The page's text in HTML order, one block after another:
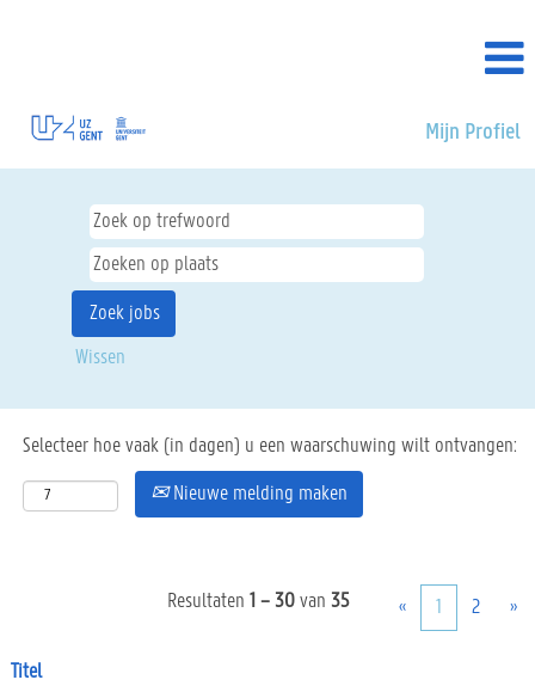
Mijn Profiel
vacatures
Wissen
Selecteer hoe vaak (in dagen) u een waarschuwing wilt ontvangen:
Nieuwe melding maken
Resultaten 1 – 30 van 35 « 1 2 »
Titel